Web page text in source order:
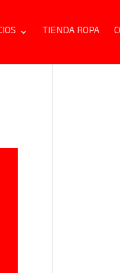
TIENDA ROPA